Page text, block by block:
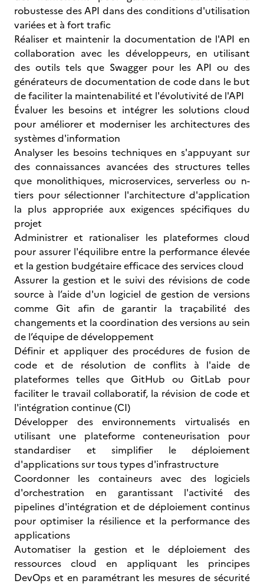
robustesse des API dans des conditions d'utilisation
variées et à fort trafic
Réaliser et maintenir la documentation de l'API en
collaboration avec les développeurs, en utilisant
des outils tels que Swagger pour les API ou des
générateurs de documentation de code dans le but
de faciliter la maintenabilité et l'évolutivité de l'API
Évaluer les besoins et intégrer les solutions cloud
pour améliorer et moderniser les architectures des
systèmes d'information
Analyser les besoins techniques en s'appuyant sur
des connaissances avancées des structures telles
que monolithiques, microservices, serverless ou n-
tiers pour sélectionner l'architecture d'application
la plus appropriée aux exigences spécifiques du
projet
Administrer et rationaliser les plateformes cloud
pour assurer l'équilibre entre la performance élevée
et la gestion budgétaire efficace des services cloud
Assurer la gestion et le suivi des révisions de code
source à l’aide d'un logiciel de gestion de versions
comme Git afin de garantir la traçabilité des
changements et la coordination des versions au sein
de l’équipe de développement
Définir et appliquer des procédures de fusion de
code et de résolution de conflits à l'aide de
plateformes telles que GitHub ou GitLab pour
faciliter le travail collaboratif, la révision de code et
l'intégration continue (CI)
Développer des environnements virtualisés en
utilisant une plateforme conteneurisation pour
standardiser et simplifier le déploiement
d'applications sur tous types d'infrastructure
Coordonner les containeurs avec des logiciels
d'orchestration en garantissant l'activité des
pipelines d'intégration et de déploiement continus
pour optimiser la résilience et la performance des
applications
Automatiser la gestion et le déploiement des
ressources cloud en appliquant les principes
DevOps et en paramétrant les mesures de sécurité